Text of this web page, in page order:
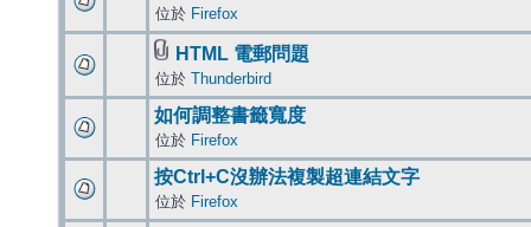
位於 Firefox
HTML 電郵問題
位於 Thunderbird
如何調整書籤寬度
位於 Firefox
按Ctrl+C沒辦法複製超連結文字
位於 Firefox